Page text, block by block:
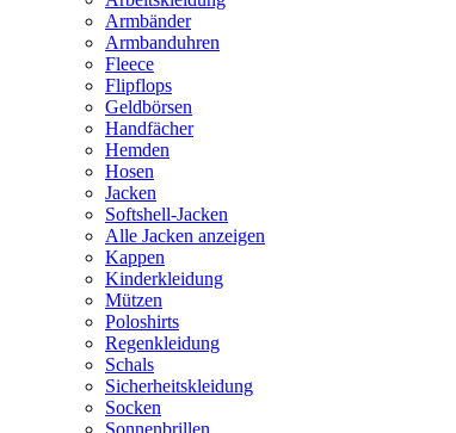
Armbänder
Armbanduhren
Fleece
Flipflops
Geldbörsen
Handfächer
Hemden
Hosen
Jacken
Softshell-Jacken
Alle Jacken anzeigen
Kappen
Kinderkleidung
Mützen
Poloshirts
Regenkleidung
Schals
Sicherheitskleidung
Socken
Sonnenbrillen